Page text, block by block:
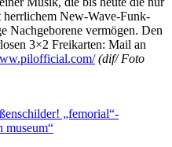
herrlichem New-Wave-Funk-
Nachgeborene vermögen. Den
3×2 Freikarten: Mail an
(dif/ Foto
„femorial“-
museum“